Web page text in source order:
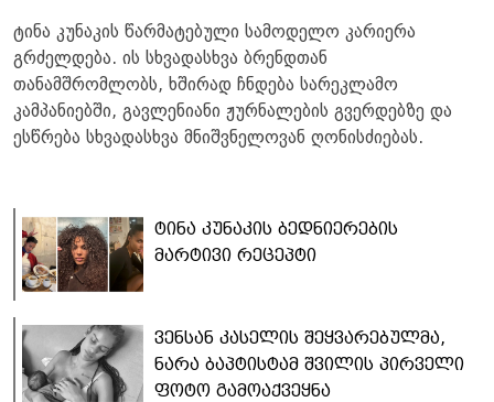
ტინა კუნაკის წარმატებული სამოდელო კარიერა
გრძელდება. ის სხვადასხვა ბრენდთან
თანამშრომლობს, ხშირად ჩნდება სარეკლამო
კამპანიებში, გავლენიანი ჟურნალების გვერდებზე და
ესწრება სხვადასხვა მნიშვნელოვან ღონისძიებას.
ტინა კუნაკის ბედნიერების
მარტივი რეცეპტი
ვენსან კასელის შეყვარებულმა,
ნარა ბაპტისტამ შვილის პირველი
ფოტო გამოაქვეყნა